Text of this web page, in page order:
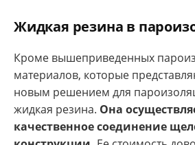
Жидкая резина в
Кроме вышеприведенных
материалов, которые
новым решением для
жидкая резина. Она
качественное соединение